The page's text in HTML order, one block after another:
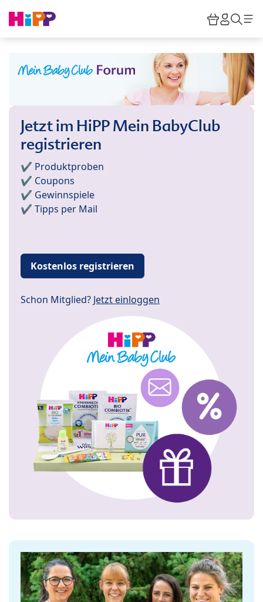
HiPP
Jetzt im HiPP Mein BabyClub
registrieren
✔️ Produktproben
✔️ Coupons
✔️ Gewinnspiele
✔️ Tipps per Mail
Kostenlos registrieren
Schon Mitglied? Jetzt einloggen